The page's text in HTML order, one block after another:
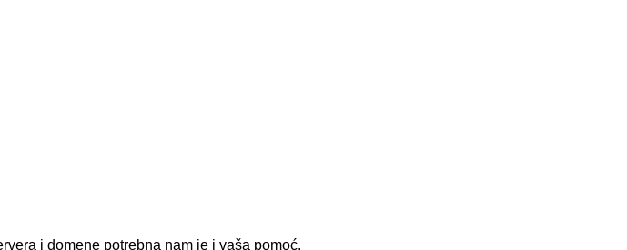
i domene potrebna nam je i vaša pomoć.